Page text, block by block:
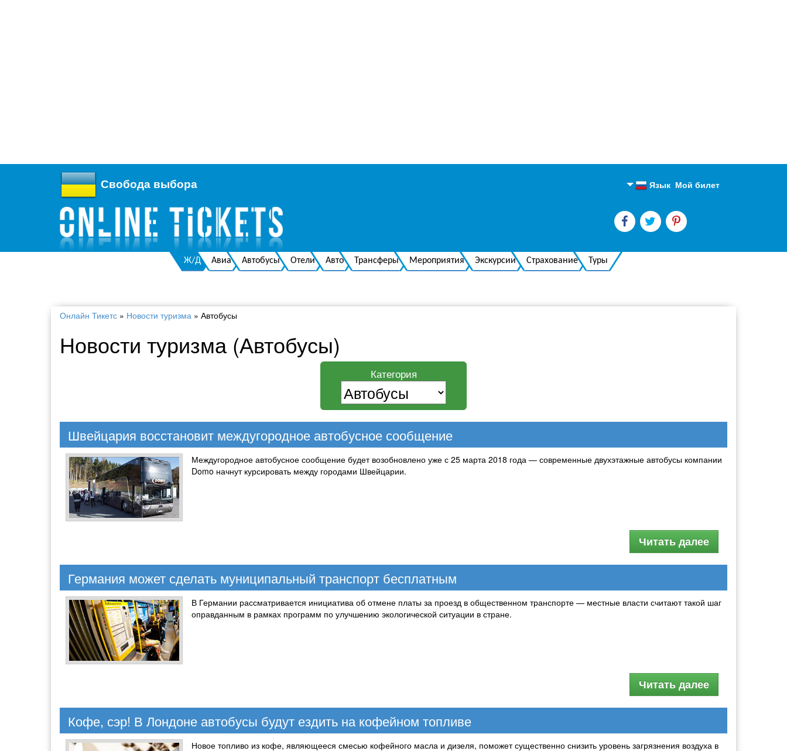
Мой билет
Язык
Английский
Свобода выбора
Ж/Д Авиа Автобусы Отели Авто Трансферы Мероприятия Экскурсии Страхование Туры
Онлайн Тикетс » Новости туризма » Автобусы
Новости туризма (Автобусы)
Категория
Швейцария восстановит междугородное автобусное сообщение
Междугородное автобусное сообщение будет возобновлено уже с 25 марта 2018 года — современные двухэтажные автобусы компании
Domo начнут курсировать между городами Швейцарии.
Читать далее
Германия может сделать муниципальный транспорт бесплатным
В Германии рассматривается инициатива об отмене платы за проезд в общественном транспорте — местные власти считают такой шаг
оправданным в рамках программ по улучшению экологической ситуации в стране.
Читать далее
Кофе, сэр! В Лондоне автобусы будут ездить на кофейном топливе
Новое топливо из кофе, являющееся смесью кофейного масла и дизеля, поможет существенно снизить уровень загрязнения воздуха в